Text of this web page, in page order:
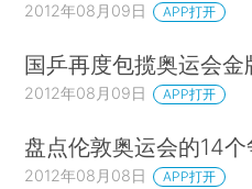
2012年08月09日 APP打开
国乒再度包揽奥运会金
2012年08月09日 APP打开
盘点伦敦奥运会的14
2012年08月08日 APP打开